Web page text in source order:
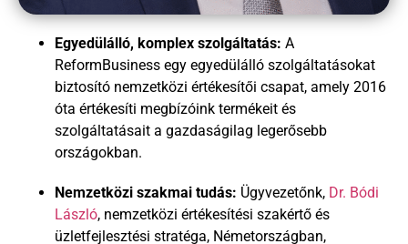
Egyedülálló, komplex szolgáltatás: A
ReformBusiness egy egyedülálló szolgáltatásokat
biztosító nemzetközi értékesítői csapat, amely 2016
óta értékesíti megbízóink termékeit és
szolgáltatásait a gazdaságilag legerősebb
országokban.
Nemzetközi szakmai tudás: Ügyvezetőnk, Dr. Bódi
László, nemzetközi értékesítési szakértő és
üzletfejlesztési stratéga, Németországban,